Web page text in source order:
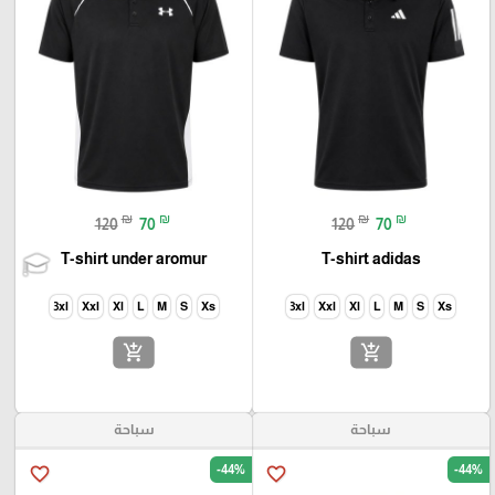
120 ₪ 70 ₪
T-shirt adidas
Xs
S
M
L
Xl
Xxl
3xl
add_shopping_cart
120 ₪ 70 ₪
T-shirt under aromur
Xs
S
M
L
Xl
Xxl
3xl
add_shopping_cart
سباحة
favorite_border -44%
سباحة
favorite_border -44%